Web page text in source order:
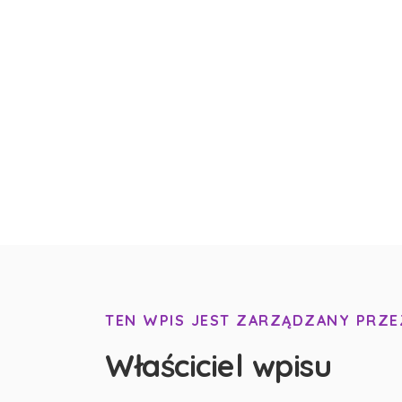
TEN WPIS JEST ZARZĄDZANY
Właściciel wpisu